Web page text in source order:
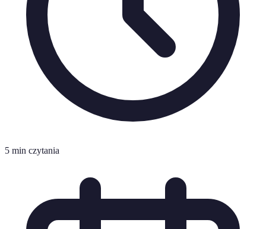
5 min czytania